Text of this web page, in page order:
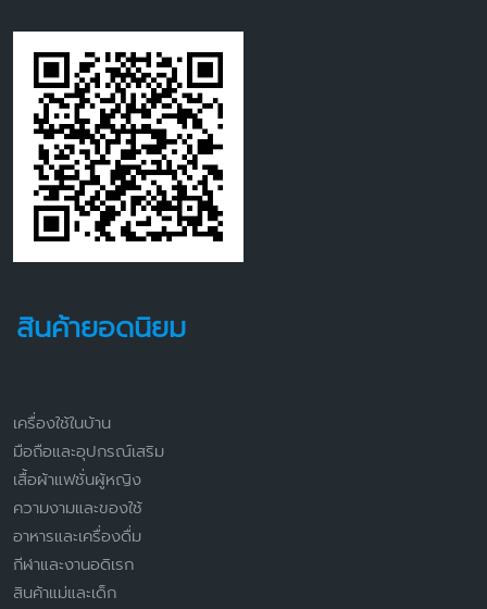
สินค้ายอดนิยม
เครื่องใช้ในบ้าน
มือถือและอุปกรณ์เสริม
เสื้อผ้าแฟชั่นผู้หญิง
ความงามและของใช้
อาหารและเครื่องดื่ม
กีฬาและงานอดิเรก
สินค้าแม่และเด็ก